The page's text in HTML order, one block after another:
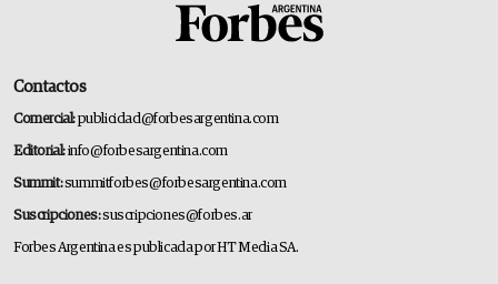
Contactos
Comercial:publicidad@forbesargentina.com
Editorial:info@forbesargentina.com
Summit:summitforbes@forbesargentina.com
Suscripciones:suscripciones@forbes.ar
Forbes Argentina es publicada por HT Media SA.